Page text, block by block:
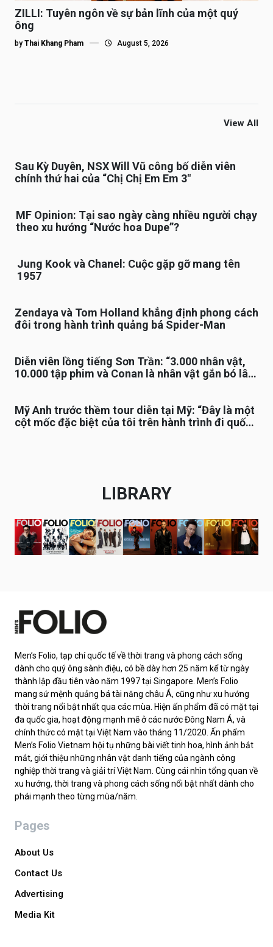
ZILLI: Tuyên ngôn về sự bản lĩnh của một quý
ông
by Thai Khang Pham August 5, 2026
View All
Sau Kỳ Duyên, NSX Will Vũ công bố diễn viên
chính thứ hai của “Chị Chị Em Em 3″
MF Opinion: Tại sao ngày càng nhiều người chạy
theo xu hướng “Nước hoa Dupe”?
Jung Kook và Chanel: Cuộc gặp gỡ mang tên
1957
Zendaya và Tom Holland khẳng định phong cách
đôi trong hành trình quảng bá Spider-Man
Diễn viên lồng tiếng Sơn Trần: “3.000 nhân vật,
10.000 tập phim và Conan là nhân vật gắn bó lâu
Mỹ Anh trước thềm tour diễn tại Mỹ: “Đây là một
cột mốc đặc biệt của tôi trên hành trình đi quốc
LIBRARY
Men’s Folio, tạp chí quốc tế về thời trang và phong cách sống
dành cho quý ông sành điệu, có bề dày hơn 25 năm kể từ ngày
thành lập đầu tiên vào năm 1997 tại Singapore. Men’s Folio
mang sứ mệnh quảng bá tài năng châu Á, cũng như xu hướng
thời trang nổi bật nhất qua các mùa. Hiện ấn phẩm đã có mặt tại
đa quốc gia, hoạt động mạnh mẽ ở các nước Đông Nam Á, và
chính thức có mặt tại Việt Nam vào tháng 11/2020. Ấn phẩm
Men’s Folio Vietnam hội tụ những bài viết tinh hoa, hình ảnh bắt
mắt, giới thiệu những nhân vật danh tiếng của ngành công
nghiệp thời trang và giải trí Việt Nam. Cùng cái nhìn tổng quan về
xu hướng, thời trang và phong cách sống nổi bật nhất dành cho
phái mạnh theo từng mùa/năm.
Pages
About Us
Contact Us
Advertising
Media Kit